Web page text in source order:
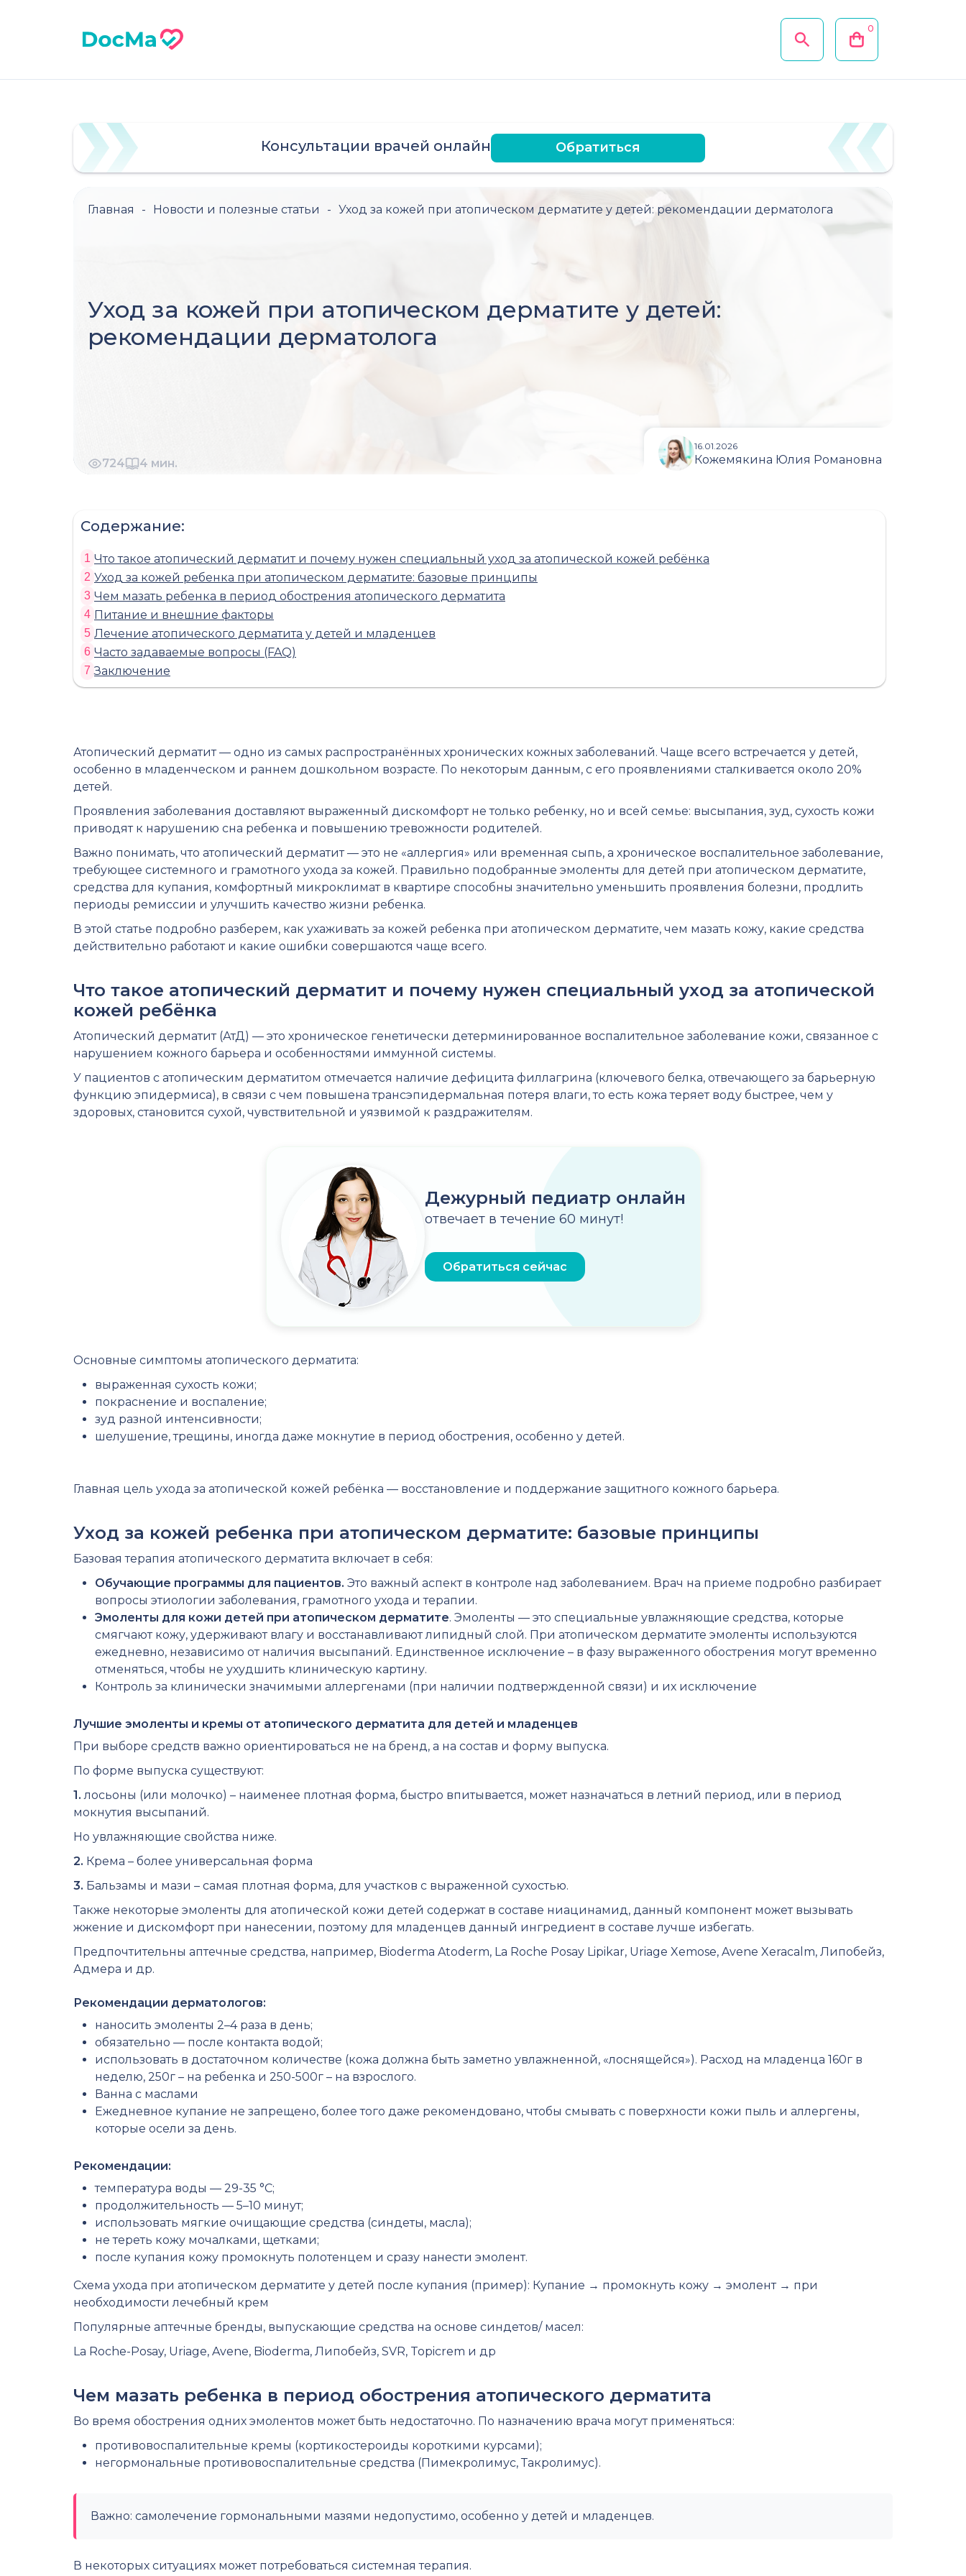
0
Консультации врачей онлайн Обратиться
Главная - Новости и полезные статьи - Уход за кожей при атопическом дерматите у детей: рекомендации дерматолога
Уход за кожей при атопическом дерматите у детей:
рекомендации дерматолога
724 4 мин.
16.01.2026
Кожемякина Юлия Романовна
Содержание:
1 Что такое атопический дерматит и почему нужен специальный уход за атопической кожей ребёнка
2 Уход за кожей ребенка при атопическом дерматите: базовые принципы
3 Чем мазать ребенка в период обострения атопического дерматита
4 Питание и внешние факторы
5 Лечение атопического дерматита у детей и младенцев
6 Часто задаваемые вопросы (FAQ)
7 Заключение
Атопический дерматит — одно из самых распространённых хронических кожных заболеваний. Чаще всего встречается у детей,
особенно в младенческом и раннем дошкольном возрасте. По некоторым данным, с его проявлениями сталкивается около 20%
детей.
Проявления заболевания доставляют выраженный дискомфорт не только ребенку, но и всей семье: высыпания, зуд, сухость кожи
приводят к нарушению сна ребенка и повышению тревожности родителей.
Важно понимать, что атопический дерматит — это не «аллергия» или временная сыпь, а хроническое воспалительное заболевание,
требующее системного и грамотного ухода за кожей. Правильно подобранные эмоленты для детей при атопическом дерматите,
средства для купания, комфортный микроклимат в квартире способны значительно уменьшить проявления болезни, продлить
периоды ремиссии и улучшить качество жизни ребенка.
В этой статье подробно разберем, как ухаживать за кожей ребенка при атопическом дерматите, чем мазать кожу, какие средства
действительно работают и какие ошибки совершаются чаще всего.
Что такое атопический дерматит и почему нужен специальный уход за атопической
кожей ребёнка
Атопический дерматит (АтД) — это хроническое генетически детерминированное воспалительное заболевание кожи, связанное с
нарушением кожного барьера и особенностями иммунной системы.
У пациентов с атопическим дерматитом отмечается наличие дефицита филлагрина (ключевого белка, отвечающего за барьерную
функцию эпидермиса), в связи с чем повышена трансэпидермальная потеря влаги, то есть кожа теряет воду быстрее, чем у
здоровых, становится сухой, чувствительной и уязвимой к раздражителям.
Дежурный педиатр онлайн
отвечает в течение 60 минут!
Обратиться сейчас
Основные симптомы атопического дерматита:
выраженная сухость кожи;
покраснение и воспаление;
зуд разной интенсивности;
шелушение, трещины, иногда даже мокнутие в период обострения, особенно у детей.
Главная цель ухода за атопической кожей ребёнка — восстановление и поддержание защитного кожного барьера.
Уход за кожей ребенка при атопическом дерматите: базовые принципы
Базовая терапия атопического дерматита включает в себя:
Обучающие программы для пациентов. Это важный аспект в контроле над заболеванием. Врач на приеме подробно разбирает
вопросы этиологии заболевания, грамотного ухода и терапии.
Эмоленты для кожи детей при атопическом дерматите. Эмоленты — это специальные увлажняющие средства, которые
смягчают кожу, удерживают влагу и восстанавливают липидный слой. При атопическом дерматите эмоленты используются
ежедневно, независимо от наличия высыпаний. Единственное исключение – в фазу выраженного обострения могут временно
отменяться, чтобы не ухудшить клиническую картину.
Контроль за клинически значимыми аллергенами (при наличии подтвержденной связи) и их исключение
Лучшие эмоленты и кремы от атопического дерматита для детей и младенцев
При выборе средств важно ориентироваться не на бренд, а на состав и форму выпуска.
По форме выпуска существуют:
1. лосьоны (или молочко) – наименее плотная форма, быстро впитывается, может назначаться в летний период, или в период
мокнутия высыпаний.
Но увлажняющие свойства ниже.
2. Крема – более универсальная форма
3. Бальзамы и мази – самая плотная форма, для участков с выраженной сухостью.
Также некоторые эмоленты для атопической кожи детей содержат в составе ниацинамид, данный компонент может вызывать
жжение и дискомфорт при нанесении, поэтому для младенцев данный ингредиент в составе лучше избегать.
Предпочтительны аптечные средства, например, Bioderma Atoderm, La Roche Posay Lipikar, Uriage Xemose, Avene Xeracalm, Липобейз,
Адмера и др.
Рекомендации дерматологов:
наносить эмоленты 2–4 раза в день;
обязательно — после контакта водой;
использовать в достаточном количестве (кожа должна быть заметно увлажненной, «лоснящейся»). Расход на младенца 160г в
неделю, 250г – на ребенка и 250-500г – на взрослого.
Ванна с маслами
Ежедневное купание не запрещено, более того даже рекомендовано, чтобы смывать с поверхности кожи пыль и аллергены,
которые осели за день.
Рекомендации:
температура воды — 29-35 °C;
продолжительность — 5–10 минут;
использовать мягкие очищающие средства (синдеты, масла);
не тереть кожу мочалками, щетками;
после купания кожу промокнуть полотенцем и сразу нанести эмолент.
Схема ухода при атопическом дерматите у детей после купания (пример): Купание → промокнуть кожу → эмолент → при
необходимости лечебный крем
Популярные аптечные бренды, выпускающие средства на основе синдетов/ масел:
La Roche-Posay, Uriage, Avene, Bioderma, Липобейз, SVR, Topicrem и др
Чем мазать ребенка в период обострения атопического дерматита
Во время обострения одних эмолентов может быть недостаточно. По назначению врача могут применяться:
противовоспалительные кремы (кортикостероиды короткими курсами);
негормональные противовоспалительные средства (Пимекролимус, Такролимус).
Важно: самолечение гормональными мазями недопустимо, особенно у детей и младенцев.
В некоторых ситуациях может потребоваться системная терапия.